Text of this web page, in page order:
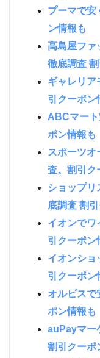
プーマで安
ン情報も
高島屋ファ
徹底調査
ギャレリア
引クーポン
ABCマー
ポン情報も
スポーツオ
査。割引ク
ショップリ
底調査 割
イオンでワ
引クーポン
イオンショ
引クーポン
オルビスで
ポン情報も
auPayマー
割引クーポ